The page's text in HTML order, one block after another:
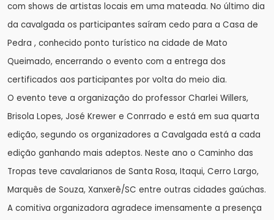
com shows de artistas locais em uma mateada. No último dia
da cavalgada os participantes saíram cedo para a Casa de
Pedra , conhecido ponto turístico na cidade de Mato
Queimado, encerrando o evento com a entrega dos
certificados aos participantes por volta do meio dia.
O evento teve a organização do professor Charlei Willers,
Brisola Lopes, José Krewer e Conrrado e está em sua quarta
edição, segundo os organizadores a Cavalgada está a cada
edição ganhando mais adeptos. Neste ano o Caminho das
Tropas teve cavalarianos de Santa Rosa, Itaqui, Cerro Largo,
Marquês de Souza, Xanxerê/SC entre outras cidades gaúchas.
A comitiva organizadora agradece imensamente a presença